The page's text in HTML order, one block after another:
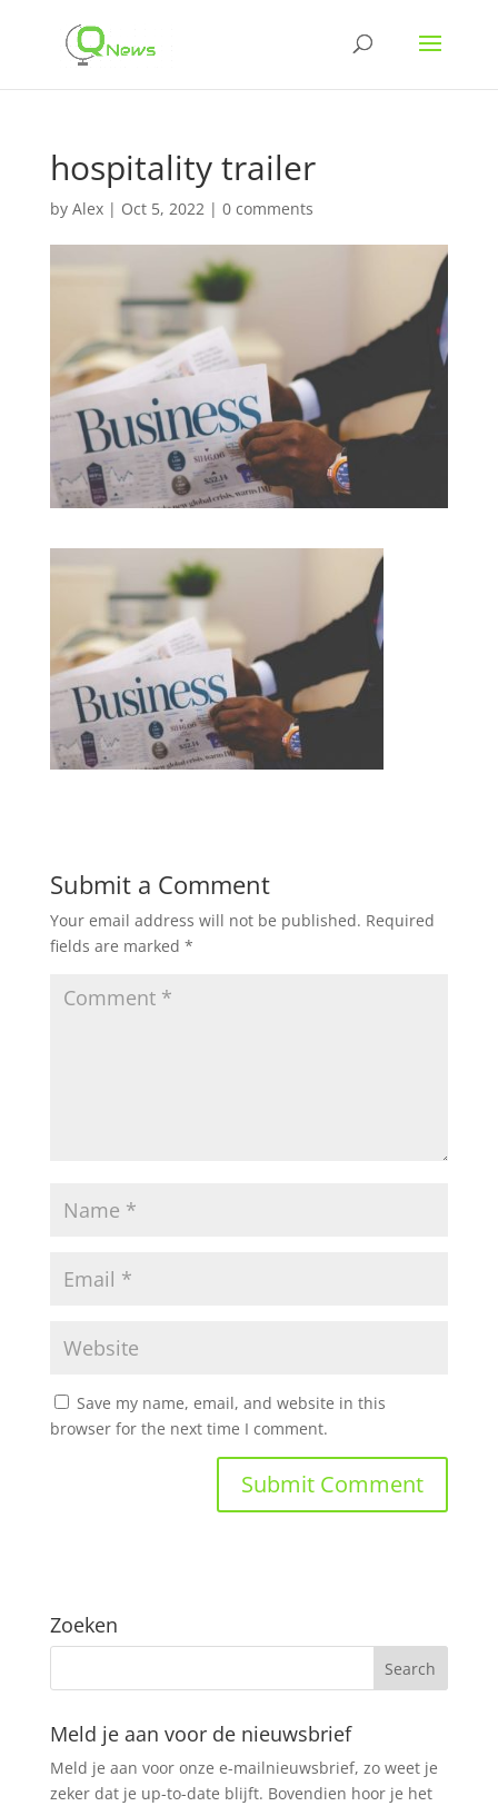
hospitality trailer
by Alex| Oct 5, 2022| 0 comments
Submit a Comment
Your email address will not be published. Required
fields are marked *
Save my name, email, and website in this
browser for the next time I comment.
Zoeken
Meld je aan voor de nieuwsbrief
Meld je aan voor onze e-mailnieuwsbrief, zo weet je
zeker dat je up-to-date blijft. Bovendien hoor je het